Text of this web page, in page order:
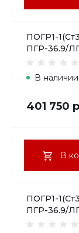
ПОГР1-
ПГР-36.9/
В наличии
401 750
В
ПОГР1-
ПГР-36.9/